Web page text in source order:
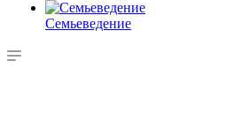
Семьеведение